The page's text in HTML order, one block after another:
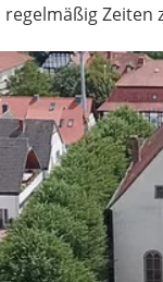
regelmäßig Zeiten